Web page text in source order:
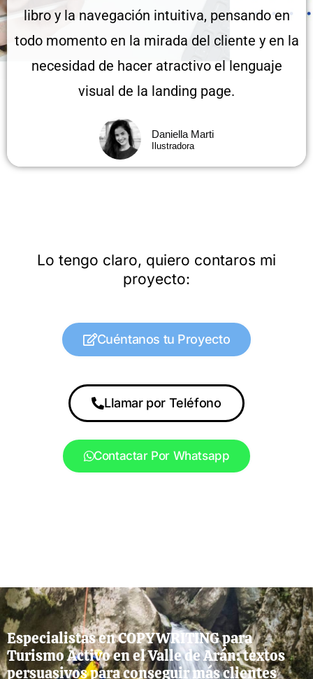
libro y la navegación intuitiva, pensando en
todo momento en la mirada del cliente y en la
necesidad de hacer atractivo el lenguaje
visual de la landing page.
Daniella Marti
Ilustradora
Lo tengo claro, quiero contaros mi
proyecto:
Cuéntanos tu Proyecto
Llamar por Teléfono
Contactar Por Whatsapp
Especialistas en COPYWRITING para
Turismo Activo en el Valle de Arán: textos
persuasivos para conseguir más clientes